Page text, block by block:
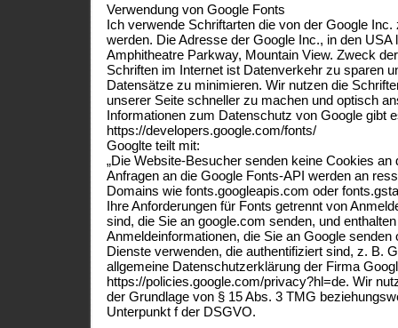
Verwendung von Google Fonts
Ich verwende Schriftarten die von der Google Inc.
werden. Die Adresse der Google Inc., in den USA
Amphitheatre Parkway, Mountain View. Zweck
Schriften im Internet ist Datenverkehr zu sparen
Datensätze zu minimieren. Wir nutzen die
unserer Seite schneller zu machen und optisch
Informationen zum Datenschutz von Google gibt
https://developers.google.com/fonts/
Googlte teilt mit:
„Die Website-Besucher senden keine Cookies an
Anfragen an die Google Fonts-API werden an
Domains wie fonts.googleapis.com oder
Ihre Anforderungen für Fonts getrennt von
sind, die Sie an google.com senden, und
Anmeldeinformationen, die Sie an Google senden
Dienste verwenden, die authentifiziert sind, z. B.
allgemeine Datenschutzerklärung der Firma
https://policies.google.com/privacy?hl=de. Wir
der Grundlage von § 15 Abs. 3 TMG
Unterpunkt f der DSGVO.